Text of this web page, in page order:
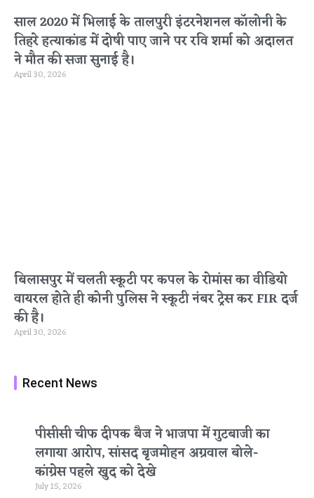
साल 2020 में भिलाई के तालपुरी इंटरनेशनल कॉलोनी के
तिहरे हत्याकांड में दोषी पाए जाने पर रवि शर्मा को अदालत
ने मौत की सजा सुनाई है।
April 30, 2026
बिलासपुर में चलती स्कूटी पर कपल के रोमांस का वीडियो
वायरल होते ही कोनी पुलिस ने स्कूटी नंबर ट्रेस कर FIR दर्ज
की है।
April 30, 2026
Recent News
पीसीसी चीफ दीपक बैज ने भाजपा में गुटबाजी का
लगाया आरोप, सांसद बृजमोहन अग्रवाल बोले-
कांग्रेस पहले खुद को देखे
July 15, 2026